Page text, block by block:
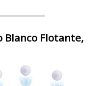
Blanco Flotante,